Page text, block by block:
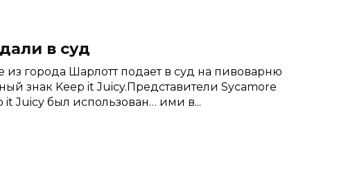
в суд
города Шарлотт подает в суд на пивоварню
знак Keep it Juicy.Представители Sycamore
it Juicy был использован… ими в...